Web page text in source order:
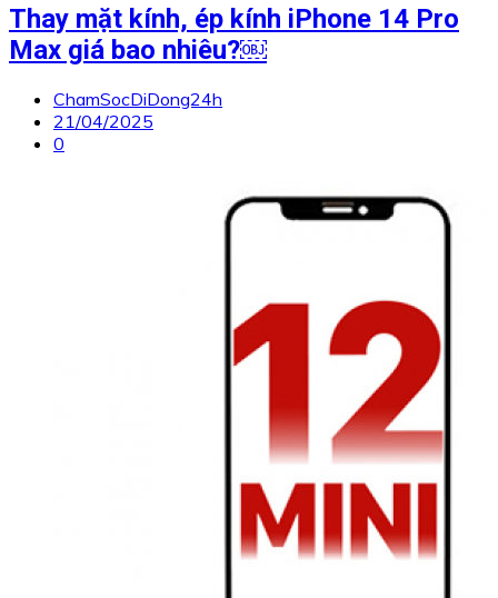
Thay mặt kính, ép kính iPhone 14 Pro
Max giá bao nhiêu?￼
ChamSocDiDong24h
21/04/2025
0